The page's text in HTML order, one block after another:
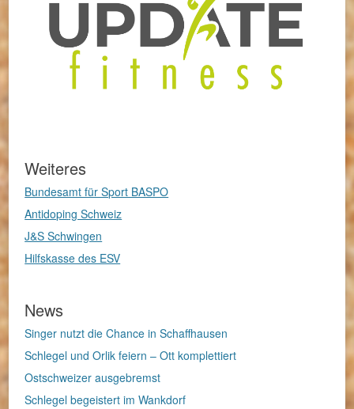
Weiteres
Bundesamt für Sport BASPO
Antidoping Schweiz
J&S Schwingen
Hilfskasse des ESV
News
Singer nutzt die Chance in Schaffhausen
Schlegel und Orlik feiern – Ott komplettiert
Ostschweizer ausgebremst
Schlegel begeistert im Wankdorf